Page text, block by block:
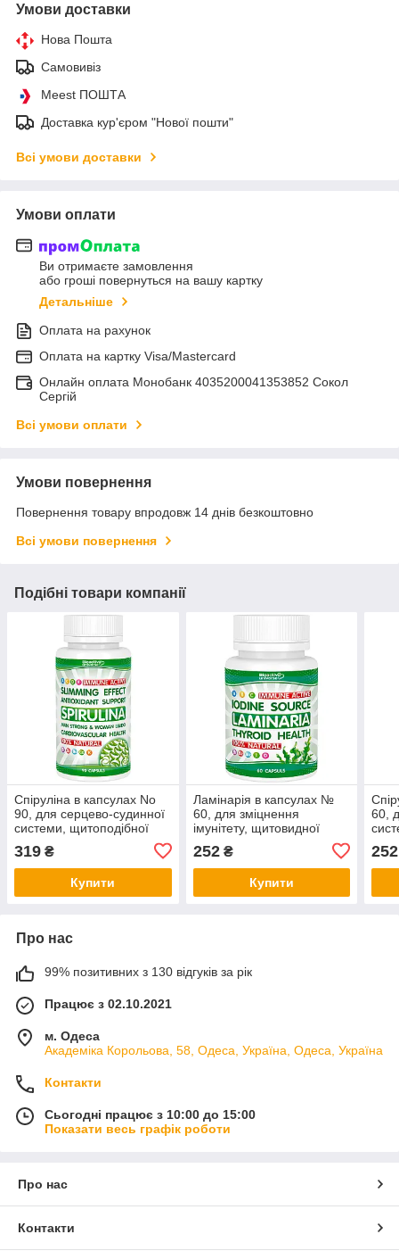
Умови доставки
Нова Пошта
Самовивіз
Meest ПОШТА
Доставка кур'єром "Нової пошти"
Всі умови доставки
Умови оплати
Ви отримаєте замовлення
або гроші повернуться на вашу картку
Детальніше
Оплата на рахунок
Оплата на картку Visa/Mastercard
Онлайн оплата Монобанк 4035200041353852 Сокол
Сергій
Всі умови оплати
Умови повернення
Повернення товару впродовж 14 днів безкоштовно
Всі умови повернення
Подібні товари компанії
Спіруліна в капсулах No
90, для серцево-судинної
системи, щитоподібної
схуднення
319 ₴
Купити
Ламінарія в капсулах №
60, для зміцнення
імунітету, щитовидної
залози (при йододефіциті)
і схуднення
252₴
Купити
60,
252
Про нас
99% позитивних з 130 відгуків за рік
Працює з 02.10.2021
м. Одеса
Академіка Корольова, 58, Одеса, Україна, Одеса, Україна
Контакти
Сьогодні працює з 10:00 до 15:00
Показати весь графік роботи
Про нас
Контакти